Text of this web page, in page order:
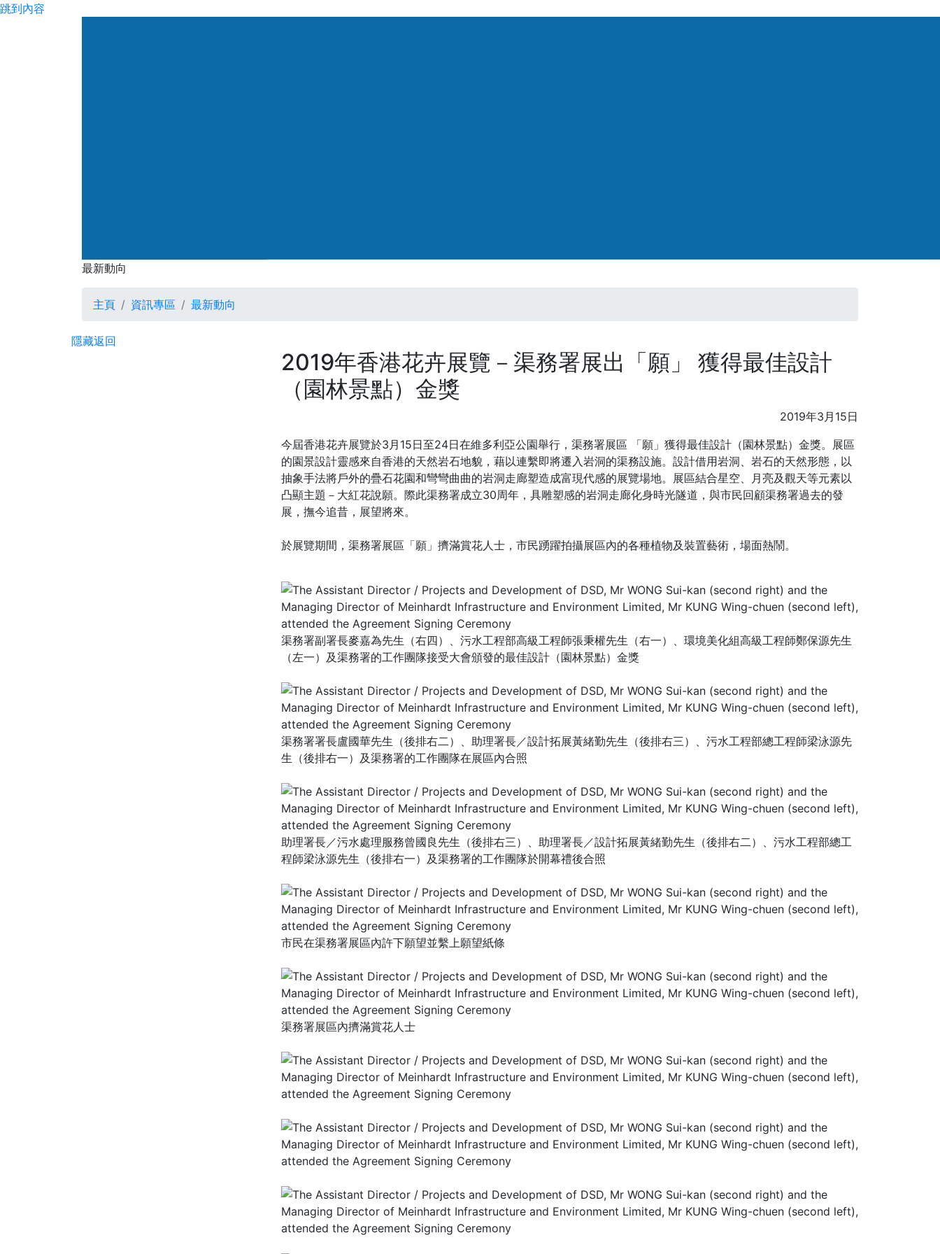
跳到內容
最新動向
最新動向
主頁 資訊專區 最新動向
隱藏返回
2019年香港花卉展覽－渠務署展出「願」 獲得最佳設計
（園林景點）金獎
2019年3月15日
今屆香港花卉展覽於3月15日至24日在維多利亞公園舉行，渠務署展區 「願」獲得最佳設計（園林景點）金獎。展區
的園景設計靈感來自香港的天然岩石地貌，藉以連繫即將遷入岩洞的渠務設施。設計借用岩洞、岩石的天然形態，以
抽象手法將戶外的疊石花園和彎彎曲曲的岩洞走廊塑造成富現代感的展覽場地。展區結合星空、月亮及觀天等元素以
凸顯主題－大紅花說願。際此渠務署成立30周年，具雕塑感的岩洞走廊化身時光隧道，與市民回顧渠務署過去的發
展，撫今追昔，展望將來。
於展覽期間，渠務署展區「願」擠滿賞花人士，市民踴躍拍攝展區內的各種植物及裝置藝術，場面熱鬧。
渠務署副署長麥嘉為先生（右四）、污水工程部高級工程師張秉權先生（右一）、環境美化組高級工程師鄭保源先生
（左一）及渠務署的工作團隊接受大會頒發的最佳設計（園林景點）金獎
渠務署署長盧國華先生（後排右二）、助理署長／設計拓展黃緒勤先生（後排右三）、污水工程部總工程師梁泳源先
生（後排右一）及渠務署的工作團隊在展區內合照
助理署長／污水處理服務曾國良先生（後排右三）、助理署長／設計拓展黃緒勤先生（後排右二）、污水工程部總工
程師梁泳源先生（後排右一）及渠務署的工作團隊於開幕禮後合照
市民在渠務署展區內許下願望並繫上願望紙條
渠務署展區內擠滿賞花人士